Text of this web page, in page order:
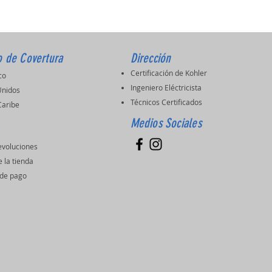
de Covertura
la tienda
pago
Dirección
Certificación de Kohler
Ingeniero Eléctricista
Técnicos Certificados
Medios Sociales